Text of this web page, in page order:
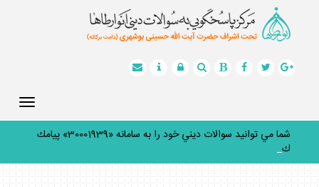
شما مي توانيد سوالات ديني خود را به سامانه «30001939» پيامك
كنيد